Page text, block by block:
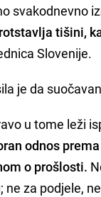
svakodnevno
tišini,
Slovenije.
je da
u tome leži
odnos
o prošlosti.
ne za podjele,